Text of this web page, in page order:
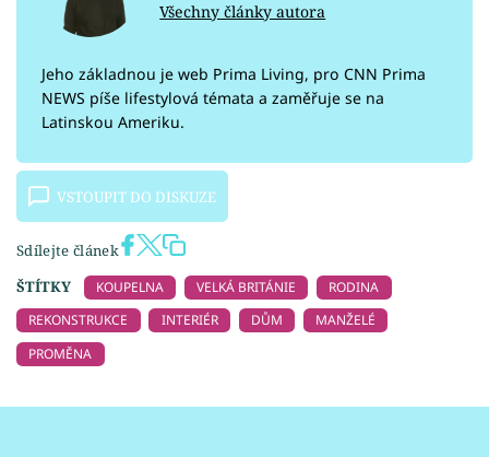
Všechny články autora
Jeho základnou je web Prima Living, pro CNN Prima
NEWS píše lifestylová témata a zaměřuje se na
Latinskou Ameriku.
VSTOUPIT DO DISKUZE
Sdílejte článek
ŠTÍTKY
KOUPELNA VELKÁ BRITÁNIE
RODINA
REKONSTRUKCE
INTERIÉR DŮM
MANŽELÉ
PROMĚNA